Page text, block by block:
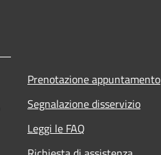
Prenotazione appuntamento
Segnalazione disservizio
Leggi le FAQ